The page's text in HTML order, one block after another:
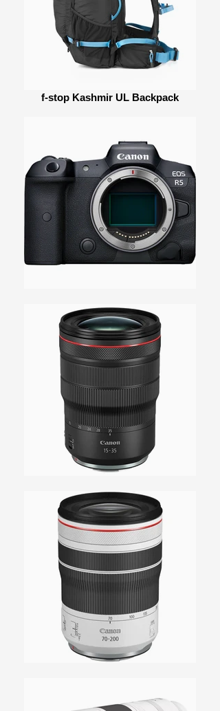
f-stop Kashmir UL Backpack